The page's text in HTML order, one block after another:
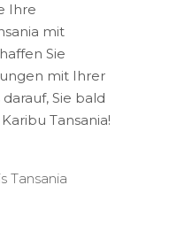
Ihre
mit
Sie
mit Ihrer
Sie bald
Tansania!
Tansania